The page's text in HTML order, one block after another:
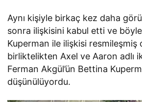
Aynı kişiyle birkaç kez daha
sonra ilişkisini kabul etti ve
Kuperman ile ilişkisi resmileşmiş
birliktelikten Axel ve Aaron adlı
Ferman Akgül’ün Bettina
düşünülüyordu.